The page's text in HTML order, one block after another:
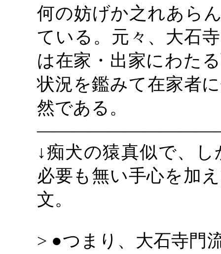
何の妨げか之れあら
ている。元々、大石
は在家・出家にわた
状況を鑑みて在家者
然である。
↓痴犬の猿真似で、
必要も無い手心を加
文。
> ●つまり、大石寺門